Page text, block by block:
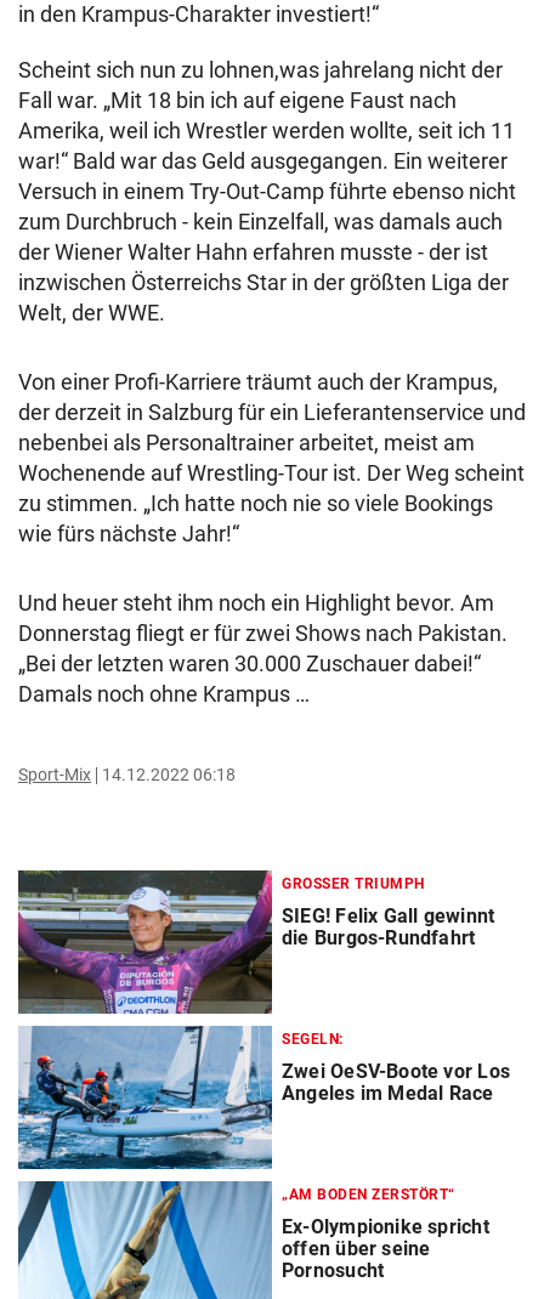
in den Krampus-Charakter investiert!“
Scheint sich nun zu lohnen,was jahrelang nicht der
Fall war. „Mit 18 bin ich auf eigene Faust nach
Amerika, weil ich Wrestler werden wollte, seit ich 11
war!“ Bald war das Geld ausgegangen. Ein weiterer
Versuch in einem Try-Out-Camp führte ebenso nicht
zum Durchbruch - kein Einzelfall, was damals auch
der Wiener Walter Hahn erfahren musste - der ist
inzwischen Österreichs Star in der größten Liga der
Welt, der WWE.
Von einer Profi-Karriere träumt auch der Krampus,
der derzeit in Salzburg für ein Lieferantenservice und
nebenbei als Personaltrainer arbeitet, meist am
Wochenende auf Wrestling-Tour ist. Der Weg scheint
zu stimmen. „Ich hatte noch nie so viele Bookings
wie fürs nächste Jahr!“
Und heuer steht ihm noch ein Highlight bevor. Am
Donnerstag fliegt er für zwei Shows nach Pakistan.
„Bei der letzten waren 30.000 Zuschauer dabei!“
Damals noch ohne Krampus …
Sport-Mix 14.12.2022 06:18
GROSSER TRIUMPH
SIEG! Felix Gall gewinnt
die Burgos-Rundfahrt
SEGELN:
Zwei OeSV-Boote vor Los
Angeles im Medal Race
„AM BODEN ZERSTÖRT“
Ex-Olympionike spricht
offen über seine
Pornosucht